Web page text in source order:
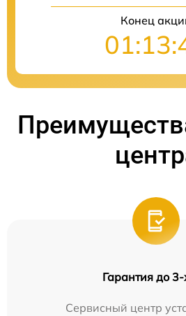
Конец
Гарантия до 3-
Сервисный центр